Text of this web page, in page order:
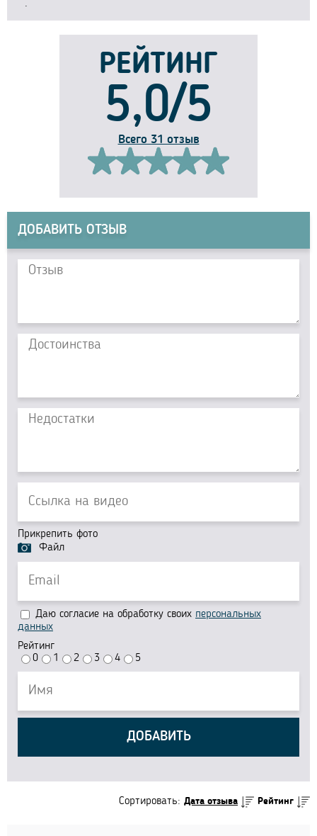
.
РЕЙТИНГ
5,0/5
Всего 31 отзыв
ДОБАВИТЬ ОТЗЫВ
Прикрепить фото
Файл
Даю согласие на обработку своих персональных
данных
Рейтинг
0
1 2 3 4 5
ДОБАВИТЬ
Сортировать: Дата отзыва Рейтинг